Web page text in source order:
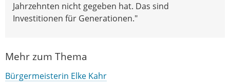
Jahrzehnten nicht gegeben hat. Das sind
Investitionen für Generationen."
Mehr zum Thema
Bürgermeisterin Elke Kahr